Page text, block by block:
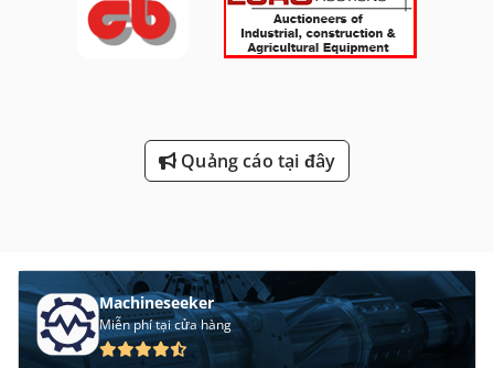
Quảng cáo tại đây
Machineseeker
Miễn phí tại cửa hàng